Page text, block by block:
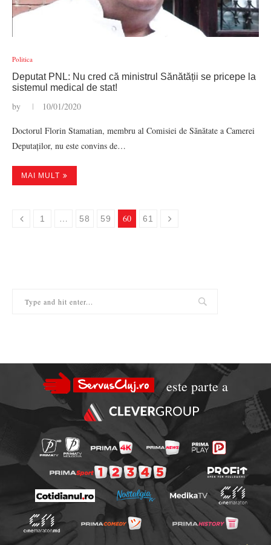
Politica
Deputat PNL: Nu cred că ministrul Sănătății se pricepe la
sistemul medical de stat!
by 10/01/2020
Doctorul Florin Stamatian, membru al Comisiei de Sănătate a Camerei
Deputaților, nu este convins de…
MAI MULT
1 … 58 59 60 61
este parte a